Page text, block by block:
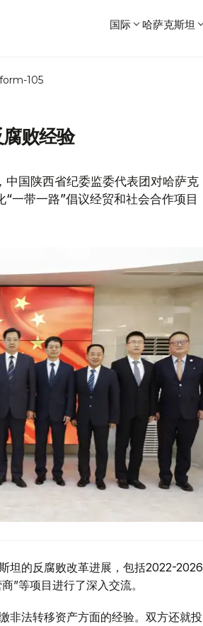
国际 哈萨克斯坦
105
败经验
中国陕西省纪委监委代表团对哈萨克
一带一路”倡议经贸和社会合作项目
坦的反腐败改革进展，包括2022-2026
”等项目进行了深入交流。
非法转移资产方面的经验。双方还就投